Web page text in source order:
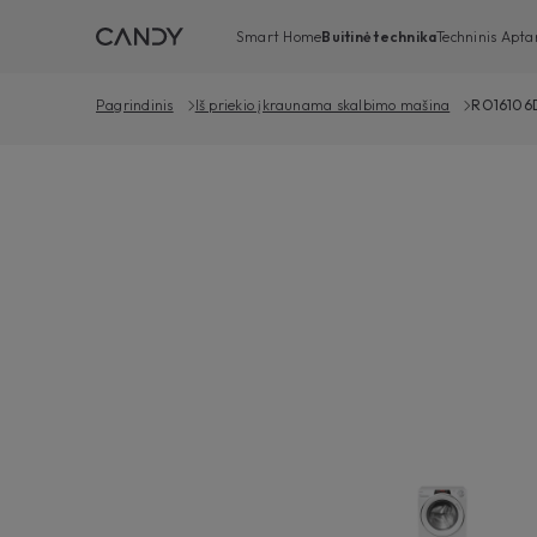
Smart HomeBuitinė technikaTechninis
Pagrindinis Iš priekio įkraunama skalbimo mašina